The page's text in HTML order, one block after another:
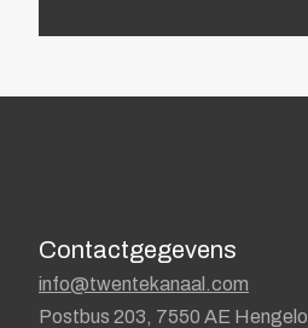
Contactgegevens
info@twentekanaal.com
Postbus 203, 7550 AE Hengelo